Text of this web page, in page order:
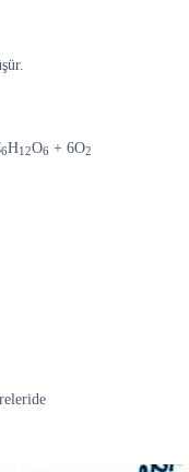
6H12O6 + 6O2